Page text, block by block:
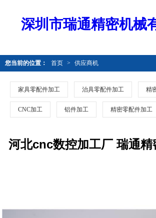
深圳市瑞通精密机械
您当前的位置： 首页 > 供应商机
家具零配件加工 治具零配件加工 精
CNC加工 铝件加工 精密零配件加工
河北cnc数控加工厂 瑞通精